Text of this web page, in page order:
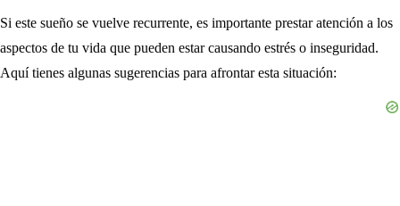
Si este sueño se vuelve recurrente, es importante prestar atención a los
aspectos de tu vida que pueden estar causando estrés o inseguridad.
Aquí tienes algunas sugerencias para afrontar esta situación: